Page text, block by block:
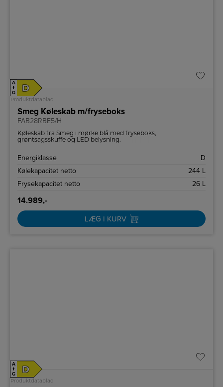
A
↑
G
D
Produktdatablad
Smeg Køleskab m/fryseboks
FAB28RBE5/H
Køleskab fra Smeg i mørke blå med fryseboks,
grøntsagsskuffe og LED belysning.
Energiklasse
D
Kølekapacitet netto
244 L
Frysekapacitet netto
26 L
14.989,-
LÆG I KURV
A
↑
G
D
Produktdatablad